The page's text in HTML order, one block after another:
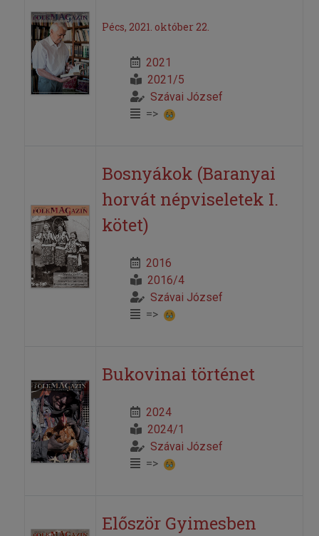
Pécs, 2021. október 22.
2021
2021/5
Szávai József
=>
Bosnyákok (Baranyai
horvát népviseletek I.
kötet)
2016
2016/4
Szávai József
=>
Bukovinai történet
2024
2024/1
Szávai József
=>
Először Gyimesben